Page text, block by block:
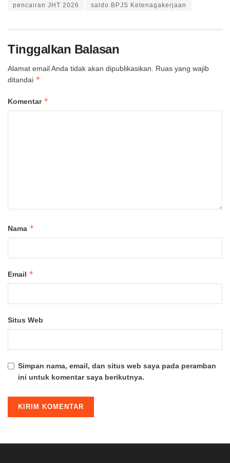
pencairan JHT 2026 saldo BPJS Ketenagakerjaan
Tinggalkan Balasan
Alamat email Anda tidak akan dipublikasikan.
Ruas yang wajib
ditandai *
Komentar *
Nama *
Email *
Situs Web
Simpan nama, email, dan situs web saya pada peramban
ini untuk komentar saya berikutnya.